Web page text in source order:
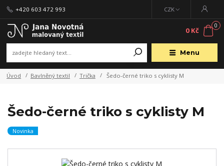
Menu
CZK
+420 603 472 993
0
0 Kč
Úvod Bavlněný textil Trička Šedo-černé triko s cyklisty M
Šedo-černé triko s cyklisty M
Novinka